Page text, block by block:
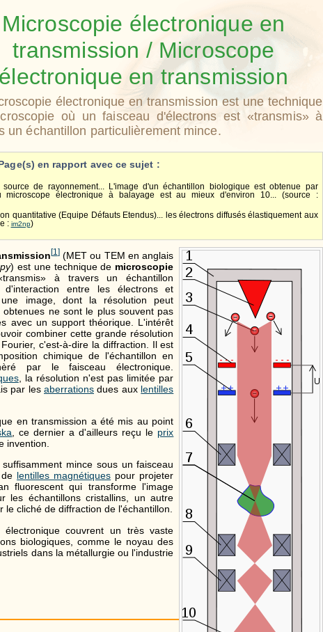
Microscopie électronique en
transmission / Microscope
électronique en transmission
électronique en transmission est une technique
où un faisceau d'électrons est «transmis» à
un échantillon particulièrement mince.
en rapport avec ce sujet :
source de rayonnement... L'image d'un échantillon biologique est obtenue par
électronique à balayage est au mieux d'environ 10... (source :
quantitative (Equipe Défauts Etendus)... les électrons diffusés élastiquement aux
: im2np)
[1](MET ou TEM en anglais
) est une technique de microscopie
à travers un échantillon
d'interaction entre les électrons et
image, dont la résolution peut
obtenues ne sont le plus souvent pas
avec un support théorique. L'intérêt
combiner cette grande résolution
c'est-à-dire la diffraction. Il est
chimique de l'échantillon en
par le faisceau électronique.
, la résolution n'est pas limitée par
par les aberrations dues aux lentilles
en transmission a été mis au point
, ce dernier a d'ailleurs reçu le prix
invention.
mince sous un faisceau
lentilles magnétiques pour projeter
fluorescent qui transforme l'image
les échantillons cristallins, un autre
le cliché de diffraction de l'échantillon.
couvrent un très vaste
biologiques, comme le noyau des
dans la métallurgie ou l'industrie